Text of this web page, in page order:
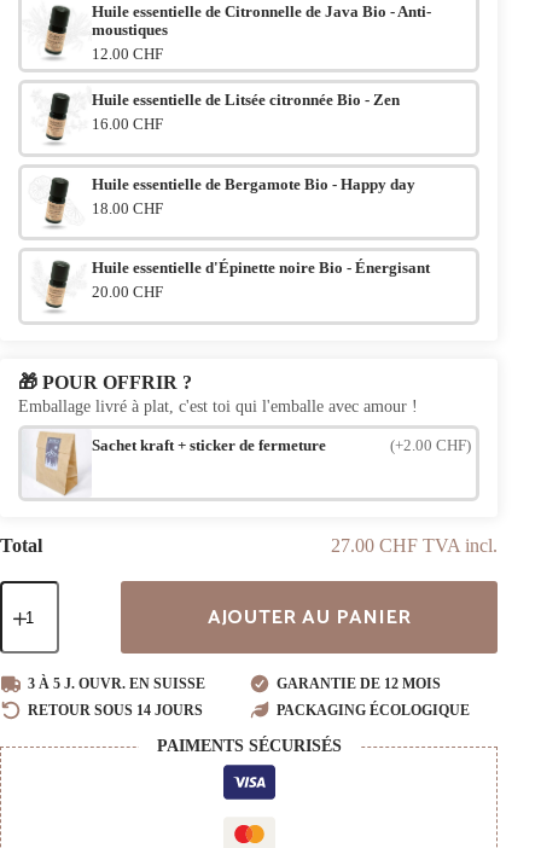
Huile essentielle de Citronnelle de Java Bio - Anti-
moustiques
12.00 CHF
Huile essentielle de Litsée citronnée Bio - Zen
16.00 CHF
Huile essentielle de Bergamote Bio - Happy day
18.00 CHF
Huile essentielle d'Épinette noire Bio - Énergisant
20.00 CHF
🎁 POUR OFFRIR ?
Emballage livré à plat, c'est toi qui l'emballe avec amour !
Sachet kraft + sticker de fermeture (+2.00 CHF)
Total 27.00 CHF TVA incl.
quantité
en
bois
Chakras
du
3ème
œil
-
Ajna
AJOUTER AU PANIER
3 À 5 J. OUVR. EN SUISSE
GARANTIE DE 12 MOIS
RETOUR SOUS 14 JOURS
PACKAGING ÉCOLOGIQUE
PAIMENTS SÉCURISÉS